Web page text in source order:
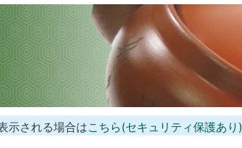
示される場合はこちら(セキュリティ保護あり)